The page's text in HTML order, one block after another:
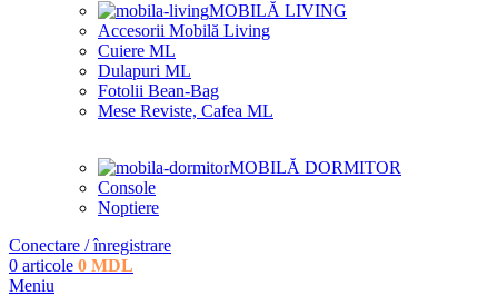
MOBILĂ LIVING
Accesorii Mobilă Living
Cuiere ML
Dulapuri ML
Fotolii Bean-Bag
Mese Reviste, Cafea ML
MOBILĂ DORMITOR
Console
Noptiere
Conectare / înregistrare
0 articole 0 MDL
Meniu